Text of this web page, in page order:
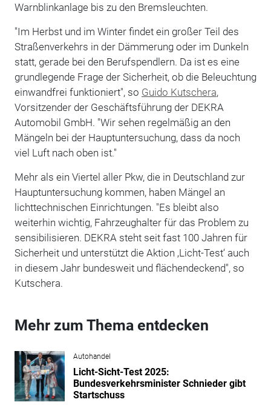
Warnblinkanlage bis zu den Bremsleuchten.
"Im Herbst und im Winter findet ein großer Teil des
Straßenverkehrs in der Dämmerung oder im Dunkeln
statt, gerade bei den Berufspendlern. Da ist es eine
grundlegende Frage der Sicherheit, ob die Beleuchtung
einwandfrei funktioniert", so Guido Kutschera,
Vorsitzender der Geschäftsführung der DEKRA
Automobil GmbH. "Wir sehen regelmäßig an den
Mängeln bei der Hauptuntersuchung, dass da noch
viel Luft nach oben ist."
Mehr als ein Viertel aller Pkw, die in Deutschland zur
Hauptuntersuchung kommen, haben Mängel an
lichttechnischen Einrichtungen. "Es bleibt also
weiterhin wichtig, Fahrzeughalter für das Problem zu
sensibilisieren. DEKRA steht seit fast 100 Jahren für
Sicherheit und unterstützt die Aktion ‚Licht-Test‘ auch
in diesem Jahr bundesweit und flächendeckend", so
Kutschera.
Mehr zum Thema entdecken
Autohandel
Licht-Sicht-Test 2025:
Bundesverkehrsminister Schnieder gibt
Startschuss